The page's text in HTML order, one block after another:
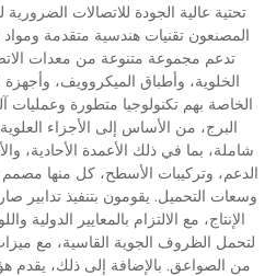
تحتية عالية الجودة للاتصالات
المصنعون تقنيات هندسية متقدمة ومواد
تدعم مجموعة متنوعة من معدات
الخلوية، وأطباق الميكروويف،
الخاصة بهم تكنولوجيا متطورة وعمليات
البرج، من الأساس إلى الأجزاء
شاملة، بما في ذلك الأعمدة الأحادية،
الدعم، وتركيبات الأسطح، كل منها مصمم
وسعات التحميل. يقومون بتنفيذ تدابير
الإنتاج، مع الالتزام بالمعايير الدولية
لتحمل الظروف الجوية القاسية، مع
من الصواعق. بالإضافة إلى ذلك، يقدم